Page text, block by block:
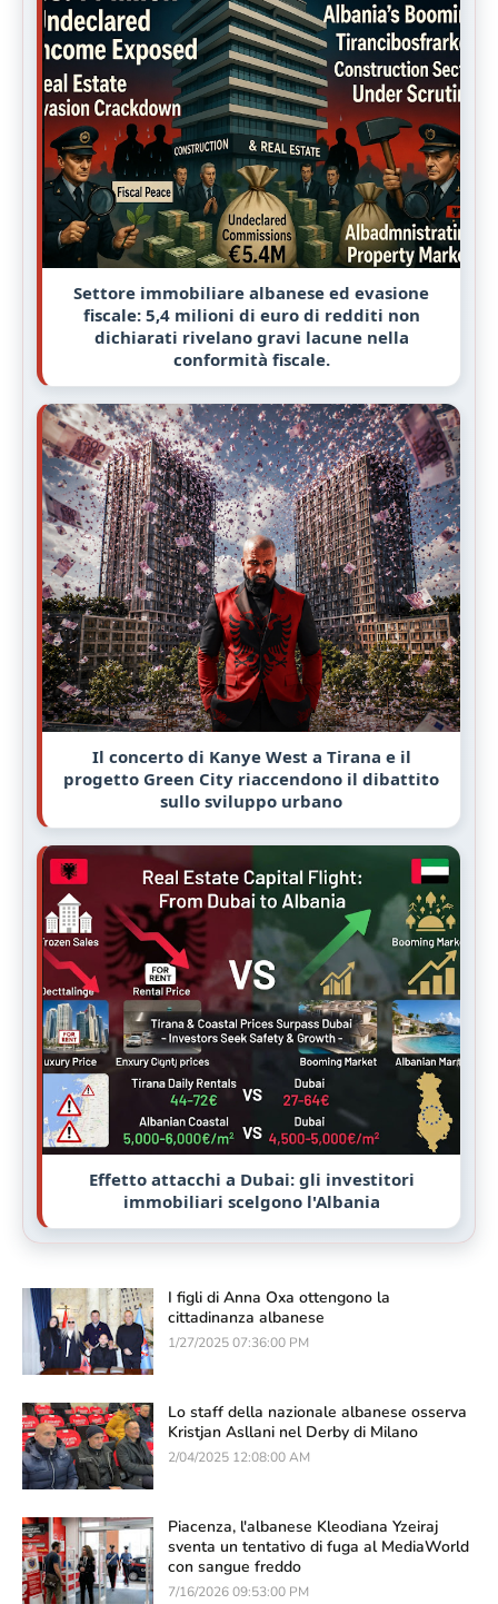
Settore immobiliare albanese ed evasione
fiscale: 5,4 milioni di euro di redditi non
dichiarati rivelano gravi lacune nella
conformità fiscale.
Il concerto di Kanye West a Tirana e il
progetto Green City riaccendono il dibattito
sullo sviluppo urbano
Effetto attacchi a Dubai: gli investitori
immobiliari scelgono l'Albania
I figli di Anna Oxa ottengono la
cittadinanza albanese
1/27/2025 07:36:00 PM
Lo staff della nazionale albanese osserva
Kristjan Asllani nel Derby di Milano
2/04/2025 12:08:00 AM
Piacenza, l'albanese Kleodiana Yzeiraj
sventa un tentativo di fuga al MediaWorld
con sangue freddo
7/16/2026 09:53:00 PM